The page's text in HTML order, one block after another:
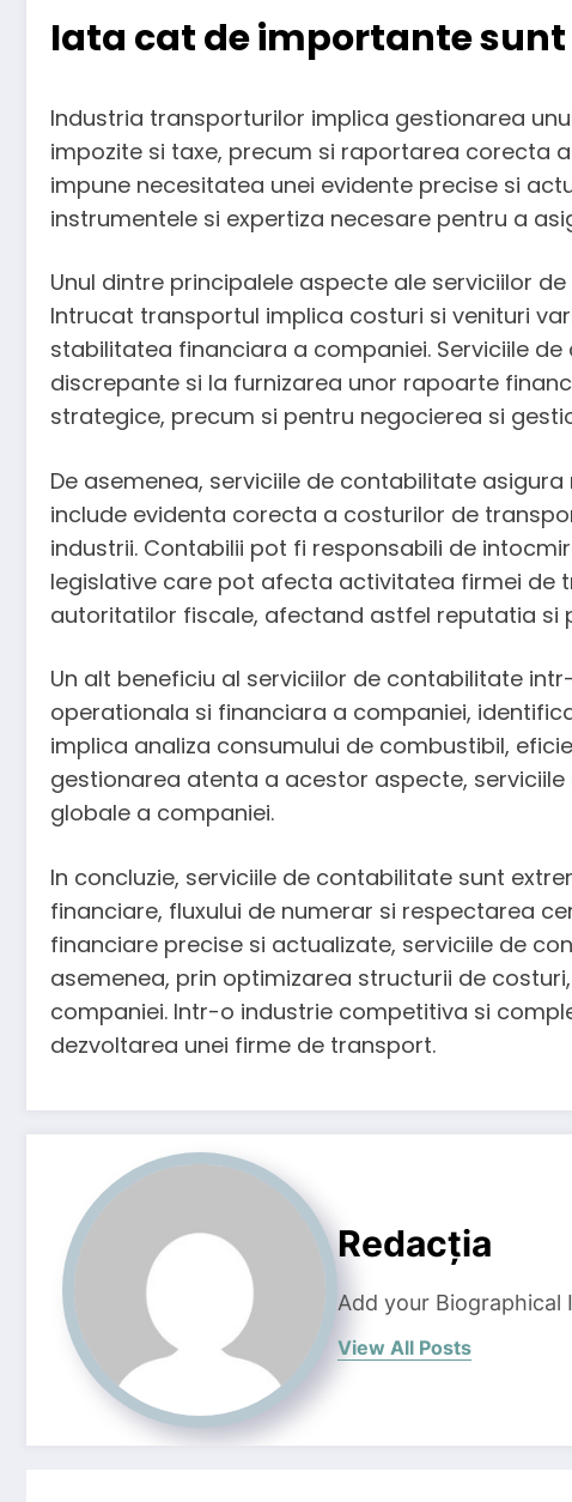
Iata cat de importante
Industria transporturilor implica gestionarea
impozite si taxe, precum si raportarea corecta
impune necesitatea unei evidente precise si
instrumentele si expertiza necesare pentru a
Unul dintre principalele aspecte ale serviciilor
Intrucat transportul implica costuri si venituri
stabilitatea financiara a companiei. Serviciile
discrepante si la furnizarea unor rapoarte
strategice, precum si pentru negocierea si
De asemenea, serviciile de contabilitate
include evidenta corecta a costurilor de
industrii. Contabilii pot fi responsabili de
legislative care pot afecta activitatea firmei de
autoritatilor fiscale, afectand astfel reputatia si
Un alt beneficiu al serviciilor de contabilitate
operationala si financiara a companiei,
implica analiza consumului de combustibil,
gestionarea atenta a acestor aspecte,
globale a companiei.
In concluzie, serviciile de contabilitate sunt
financiare, fluxului de numerar si respectarea
financiare precise si actualizate, serviciile de
asemenea, prin optimizarea structurii de
companiei. Intr-o industrie competitiva si
dezvoltarea unei firme de transport.
Redacția
Add your Biographical
View All Posts